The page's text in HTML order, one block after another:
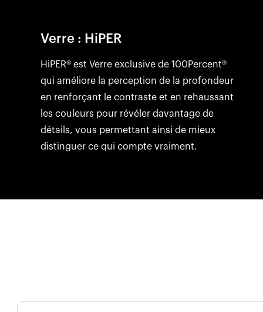
Verre : HiPER
HiPER® est Verre exclusive de 100Percent®
qui améliore la perception de la profondeur
en renforçant le contraste et en rehaussant
les couleurs pour révéler davantage de
détails, vous permettant ainsi de mieux
distinguer ce qui compte vraiment.